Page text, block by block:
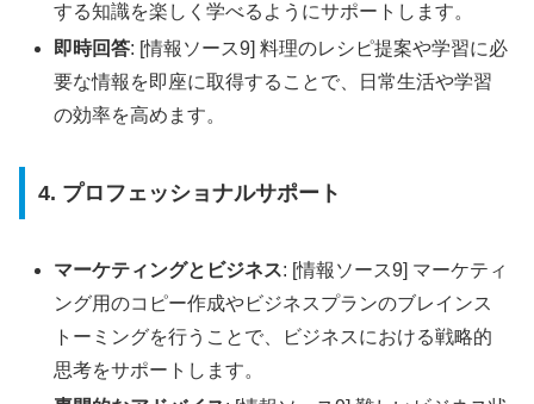
する知識を楽しく学べるようにサポートします。
即時回答: [情報ソース9] 料理のレシピ提案や学習に必
要な情報を即座に取得することで、日常生活や学習
の効率を高めます。
4. プロフェッショナルサポート
マーケティングとビジネス: [情報ソース9] マーケティ
ング用のコピー作成やビジネスプランのブレインス
トーミングを行うことで、ビジネスにおける戦略的
思考をサポートします。